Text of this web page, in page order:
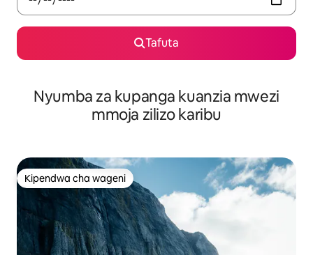
Tafuta
Nyumba za kupanga kuanzia mwezi
mmoja zilizo karibu
Kipendwa cha wageni
Kipendwa cha wageni